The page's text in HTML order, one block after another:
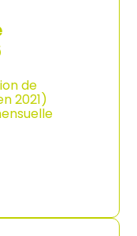
de
2021)